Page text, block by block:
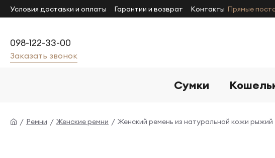
Условия доставки и оплаты Гарантии и возврат Контакты Прямые
098-122-33-00
Заказать звонок
Сумки
Ремни Женские ремни Женский ремень из натуральной кожи рыжий